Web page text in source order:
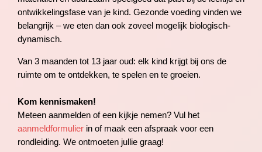
ontwikkelingsfase van je kind. Gezonde voeding vinden we
belangrijk – we eten dan ook zoveel mogelijk biologisch-
dynamisch.
Van 3 maanden tot 13 jaar oud: elk kind krijgt bij ons de
ruimte om te ontdekken, te spelen en te groeien.
Kom kennismaken!
Meteen aanmelden of een kijkje nemen? Vul het
aanmeldformulier in of maak een afspraak voor een
rondleiding. We ontmoeten jullie graag!